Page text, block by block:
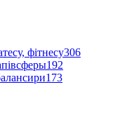
фітнесу306
192
173